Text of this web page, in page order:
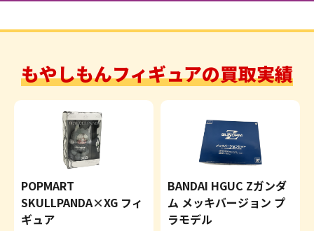
もやしもんフィギュアの買取実績
POPMART
SKULLPANDA×XG フィ
ギュア
BANDAI HGUC Zガンダ
ム メッキバージョン プ
ラモデル